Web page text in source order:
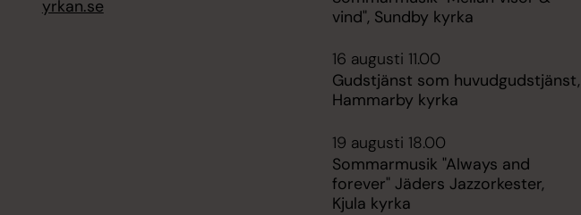
yrkan.se
vind", Sundby kyrka
16 augusti 11.00
Gudstjänst som huvudgudstjänst,
Hammarby kyrka
19 augusti 18.00
Sommarmusik "Always and
forever" Jäders Jazzorkester,
Kjula kyrka